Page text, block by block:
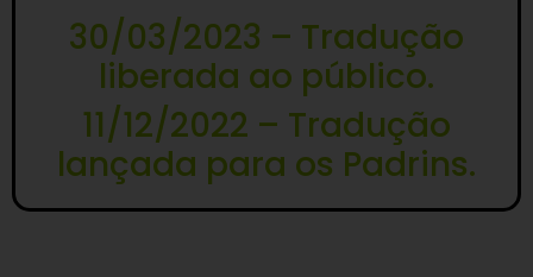
30/03/2023 – Tradução
liberada ao público.
11/12/2022 – Tradução
lançada para os Padrins.